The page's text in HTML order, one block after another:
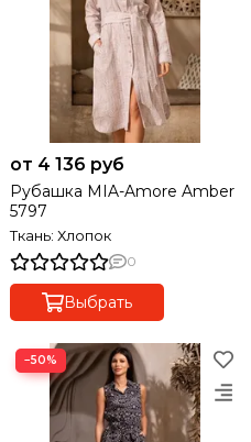
от 4 136 руб
Рубашка MIA-Amore Amber
5797
Ткань: Хлопок
0
Выбрать
−50%